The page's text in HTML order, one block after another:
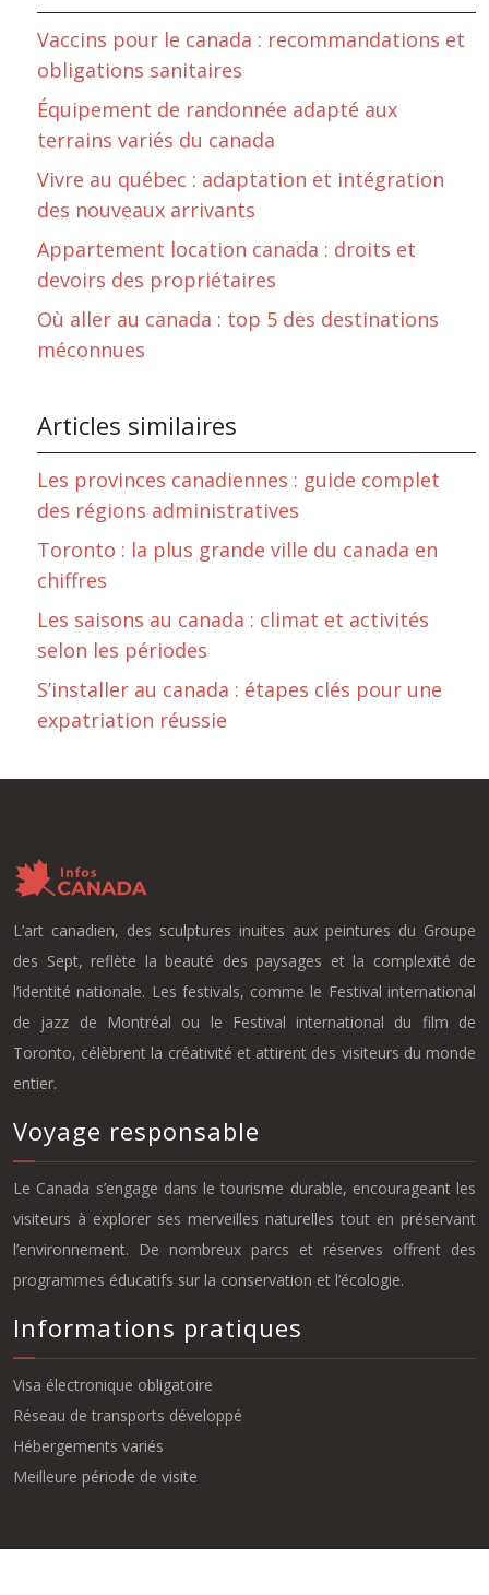
Vaccins pour le canada : recommandations et
obligations sanitaires
Équipement de randonnée adapté aux
terrains variés du canada
Vivre au québec : adaptation et intégration
des nouveaux arrivants
Appartement location canada : droits et
devoirs des propriétaires
Où aller au canada : top 5 des destinations
méconnues
Articles similaires
Les provinces canadiennes : guide complet
des régions administratives
Toronto : la plus grande ville du canada en
chiffres
Les saisons au canada : climat et activités
selon les périodes
S’installer au canada : étapes clés pour une
expatriation réussie
L’art canadien, des sculptures inuites aux peintures du Groupe
des Sept, reflète la beauté des paysages et la complexité de
l’identité nationale. Les festivals, comme le Festival international
de jazz de Montréal ou le Festival international du film de
Toronto, célèbrent la créativité et attirent des visiteurs du monde
entier.
Voyage responsable
Le Canada s’engage dans le tourisme durable, encourageant les
visiteurs à explorer ses merveilles naturelles tout en préservant
l’environnement. De nombreux parcs et réserves offrent des
programmes éducatifs sur la conservation et l’écologie.
Informations pratiques
Visa électronique obligatoire
Réseau de transports développé
Hébergements variés
Meilleure période de visite